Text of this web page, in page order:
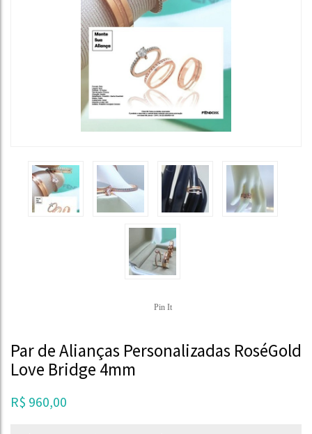
Pin It
Par de Alianças Personalizadas RoséGold
Love Bridge 4mm
R$ 960,00